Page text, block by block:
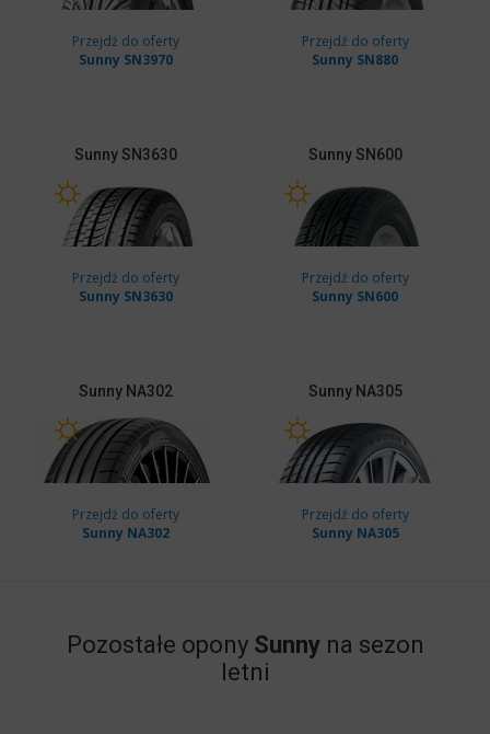
Przejdź do oferty
Sunny SN3970
Przejdź do oferty
Sunny SN880
SunnySN3630
Przejdź do oferty
Sunny SN3630
SunnySN600
Przejdź do oferty
Sunny SN600
SunnyNA302
Przejdź do oferty
Sunny NA302
SunnyNA305
Przejdź do oferty
Sunny NA305
Pozostałe opony Sunnyna sezon
letni